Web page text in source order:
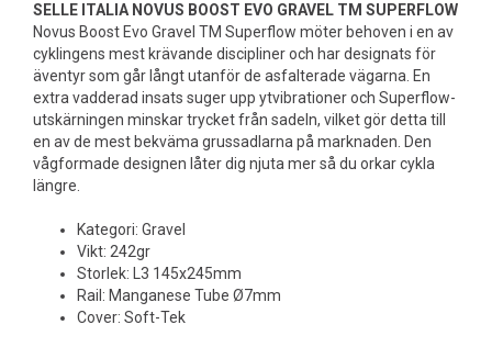
SELLE ITALIA NOVUS BOOST EVO GRAVEL TM SUPERFLOW
Novus Boost Evo Gravel TM Superflow möter behoven i en av
cyklingens mest krävande discipliner och har designats för
äventyr som går långt utanför de asfalterade vägarna. En
extra vadderad insats suger upp ytvibrationer och Superflow-
utskärningen minskar trycket från sadeln, vilket gör detta till
en av de mest bekväma grussadlarna på marknaden. Den
vågformade designen låter dig njuta mer så du orkar cykla
längre.
Kategori: Gravel
Vikt: 242gr
Storlek: L3 145x245mm
Rail: Manganese Tube Ø7mm
Cover: Soft-Tek